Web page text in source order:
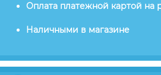
Оплата платежной картой на
Наличными в магазине